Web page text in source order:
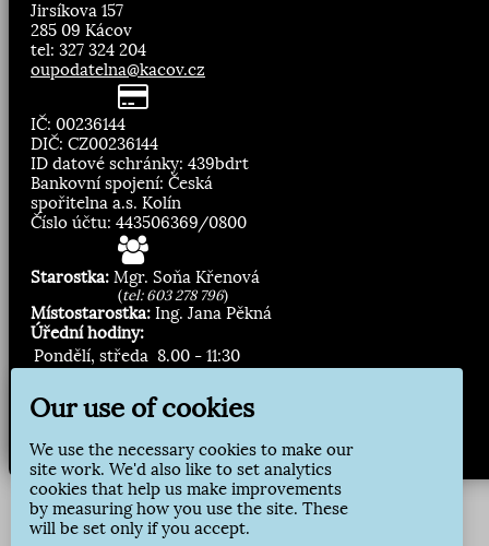
Jirsíkova 157
285 09 Kácov
tel: 327 324 204
oupodatelna@kacov.cz
IČ: 00236144
DIČ: CZ00236144
ID datové schránky: 439bdrt
Bankovní spojení: Česká
spořitelna a.s. Kolín
Číslo účtu: 443506369/0800
Starostka: Mgr. Soňa Křenová
(tel: 603 278 796)
Místostarostka: Ing. Jana Pěkná
Úřední hodiny:
Pondělí, středa 8.00 - 11:30
Přihlásit odběr
Our use of cookies
We use the necessary cookies to make our
site work. We'd also like to set analytics
cookies that help us make improvements
by measuring how you use the site. These
will be set only if you accept.